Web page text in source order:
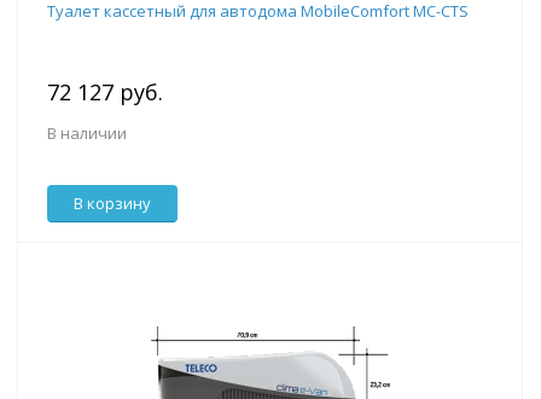
Туалет кассетный для автодома MobileComfort MC-CTS
72 127 руб.
В наличии
В корзину